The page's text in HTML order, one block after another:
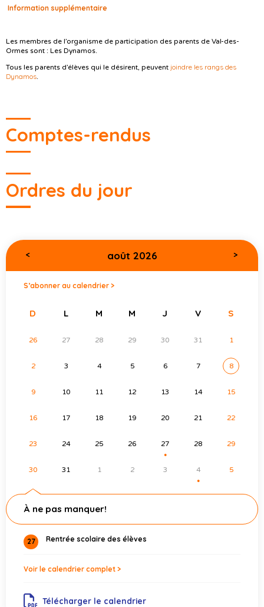
Information supplémentaire
Les membres de l’organisme de participation des parents de Val-des-
Ormes sont : Les Dynamos.
Tous les parents d’élèves qui le désirent, peuvent joindre les rangs des
Dynamos
Comptes-rendus
Ordres du jour
< août 2026 >
S’abonner au calendrier >
D L M M J V S
26 27 28 29 30 31 1
2 3 4 5 6 7 8
9 10 11 12 13 14 15
16 17 18 19 20 21 22
23 24 25 26 27
●
28 29
30 31 1 2 3 4
●
5
À ne pas manquer!
27 Rentrée scolaire des élèves
Voir le calendrier complet >
Télécharger le calendrier